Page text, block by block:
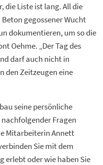
die Liste ist lang. All die
gegossener Wucht
dokumentieren, um so die
Oehme. „Der Tag des
darf auch nicht in
den Zeitzeugen eine
seine persönliche
Fragen
Mitarbeiterin Annett
Sie mit dem
erlebt oder wie haben Sie